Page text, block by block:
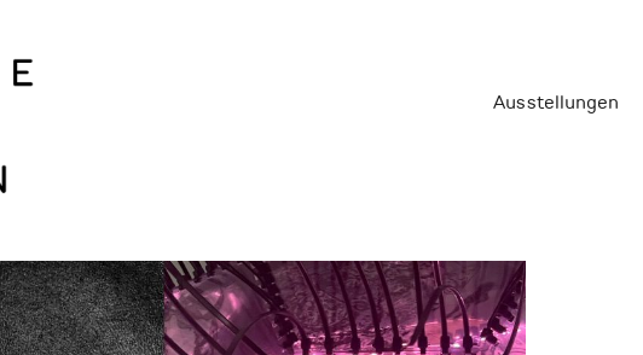
Ausstellungen